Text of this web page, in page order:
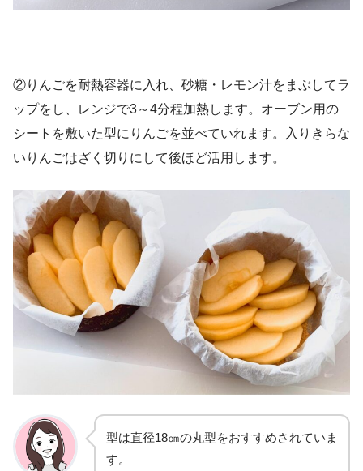
②りんごを耐熱容器に入れ、砂糖・レモン汁をまぶしてラ
ップをし、レンジで3～4分程加熱します。オーブン用の
シートを敷いた型にりんごを並べていれます。入りきらな
いりんごはざく切りにして後ほど活用します。
型は直径18㎝の丸型をおすすめされていま
す。